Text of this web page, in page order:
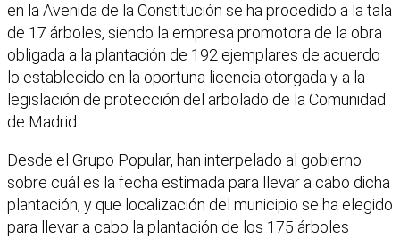
en la Avenida de la Constitución se ha procedido a la tala
de 17 árboles, siendo la empresa promotora de la obra
obligada a la plantación de 192 ejemplares de acuerdo
lo establecido en la oportuna licencia otorgada y a la
legislación de protección del arbolado de la Comunidad
de Madrid.
Desde el Grupo Popular, han interpelado al gobierno
sobre cuál es la fecha estimada para llevar a cabo dicha
plantación, y que localización del municipio se ha elegido
para llevar a cabo la plantación de los 175 árboles